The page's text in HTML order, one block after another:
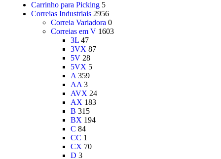
Carrinho para Picking 5
Correias Industriais 2956
Correia Variadora 0
Correias em V 1603
3L 47
3VX 87
5V 28
5VX 5
A 359
AA 3
AVX 24
AX 183
B 315
BX 194
C 84
CC 1
CX 70
D 3